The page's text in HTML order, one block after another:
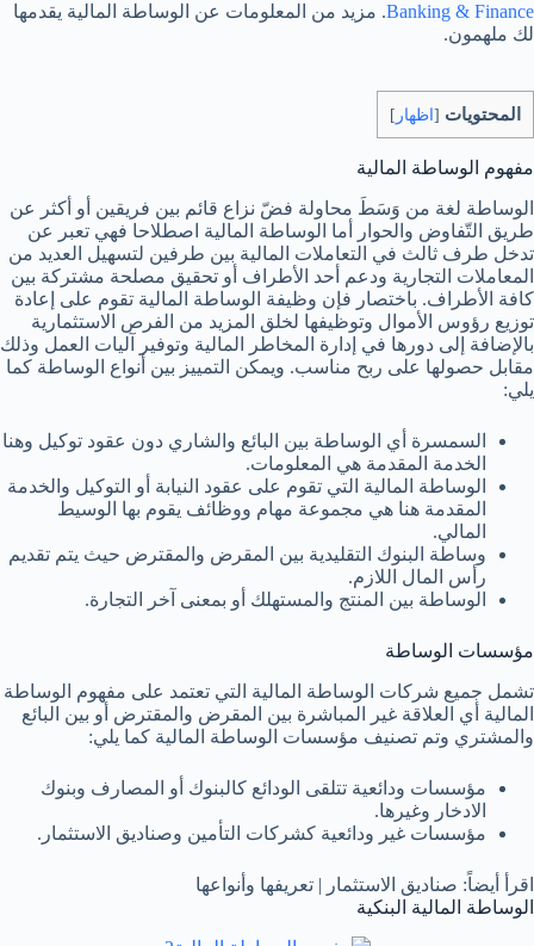
Banking & Finance. مزيد من المعلومات عن الوساطة المالية يقدمها
لك ملهمون.
المحتويات [ اظهار ]
مفهوم الوساطة المالية
الوساطة لغة من وَسَطَ محاولة فضّ نزاع قائم بين فريقين أو أكثر عن
طريق التّفاوض والحوار أما الوساطة المالية اصطلاحا فهي تعبر عن
تدخل طرف ثالث في التعاملات المالية بين طرفين لتسهيل العديد من
المعاملات التجارية ودعم أحد الأطراف أو تحقيق مصلحة مشتركة بين
كافة الأطراف. باختصار فإن وظيفة الوساطة المالية تقوم على إعادة
توزيع رؤوس الأموال وتوظيفها لخلق المزيد من الفرص الاستثمارية
بالإضافة إلى دورها في إدارة المخاطر المالية وتوفير آليات العمل وذلك
مقابل حصولها على ربح مناسب. ويمكن التمييز بين أنواع الوساطة كما
يلي:
السمسرة أي الوساطة بين البائع والشاري دون عقود توكيل وهنا
الخدمة المقدمة هي المعلومات.
الوساطة المالية التي تقوم على عقود النيابة أو التوكيل والخدمة
المقدمة هنا هي مجموعة مهام ووظائف يقوم بها الوسيط
المالي.
وساطة البنوك التقليدية بين المقرض والمقترض حيث يتم تقديم
رأس المال اللازم.
الوساطة بين المنتج والمستهلك أو بمعنى آخر التجارة.
مؤسسات الوساطة
تشمل جميع شركات الوساطة المالية التي تعتمد على مفهوم الوساطة
المالية أي العلاقة غير المباشرة بين المقرض والمقترض أو بين البائع
والمشتري وتم تصنيف مؤسسات الوساطة المالية كما يلي:
مؤسسات ودائعية تتلقى الودائع كالبنوك أو المصارف وبنوك
الادخار وغيرها.
مؤسسات غير ودائعية كشركات التأمين وصناديق الاستثمار.
اقرأ أيضاً: صناديق الاستثمار | تعريفها وأنواعها
الوساطة المالية البنكية